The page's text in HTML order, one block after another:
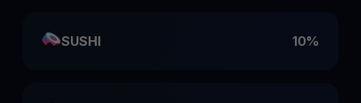
SUSHI 10%